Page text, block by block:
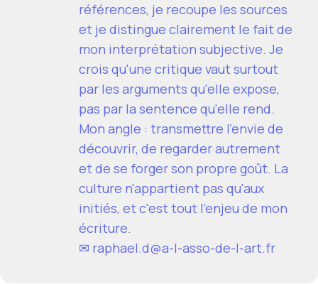
références, je recoupe les sources
et je distingue clairement le fait de
mon interprétation subjective. Je
crois qu'une critique vaut surtout
par les arguments qu'elle expose,
pas par la sentence qu'elle rend.
Mon angle : transmettre l'envie de
découvrir, de regarder autrement
et de se forger son propre goût. La
culture n'appartient pas qu'aux
initiés, et c'est tout l'enjeu de mon
écriture.
✉ raphael.d@a-l-asso-de-l-art.fr